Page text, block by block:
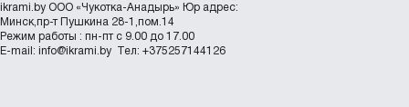
ikrami.by ООО «Чукотка-Анадырь» Юр адрес:
Минск,пр-т Пушкина 28-1,пом.14
Режим работы : пн-пт с 9.00 до 17.00
Е-mail:
info@ikrami.by Тел: +375257144126